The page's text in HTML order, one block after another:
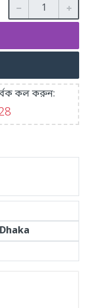
কল করুন: